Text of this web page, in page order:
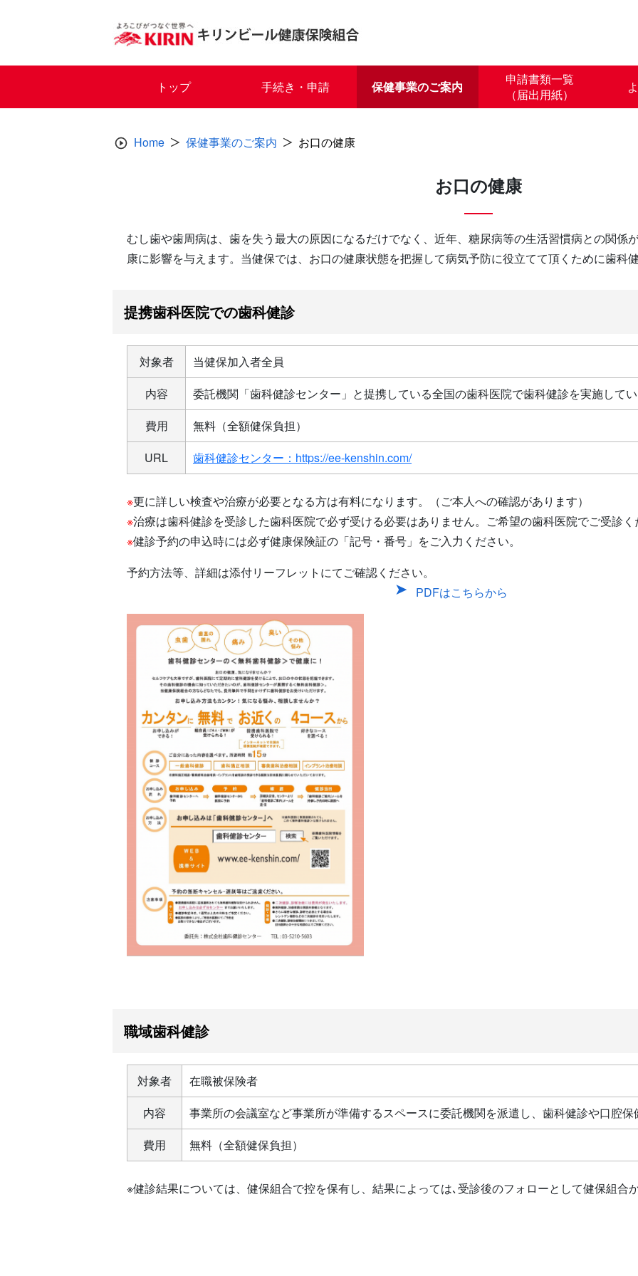
トップ 手続き・申請 保健事業のご案内
申請書類一覧
（届出用紙）
Home 保健事業のご案内 お口の健康
お口の健康
むし歯や歯周病は、歯を失う最大の原因になるだけでなく、近年、糖尿病等の生活習慣病との関係
康に影響を与えます。当健保では、お口の健康状態を把握して病気予防に役立てて頂くために歯科
提携歯科医院での歯科健診
対象者
当健保加入者全員
内容
委託機関「歯科健診センター」と提携している全国の歯科医院で歯科健診を実施してい
費用
無料（全額健保負担）
URL
歯科健診センター：https://ee-kenshin.com/
※更に詳しい検査や治療が必要となる方は有料になります。（ご本人への確認があります）
※治療は歯科健診を受診した歯科医院で必ず受ける必要はありません。ご希望の歯科医院でご受診く
※健診予約の申込時には必ず健康保険証の「記号・番号」をご入力ください。
予約方法等、詳細は添付リーフレットにてご確認ください。
PDFはこちらから
職域歯科健診
対象者
在職被保険者
内容
事業所の会議室など事業所が準備するスペースに委託機関を派遣し、歯科健診や口腔保
費用
無料（全額健保負担）
※健診結果については、健保組合で控を保有し、結果によっては､受診後のフォローとして健保組合